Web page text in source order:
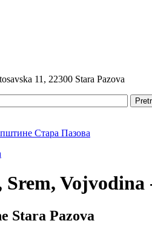
11, 22300 Stara Pazova
Srem,
Stara Pazova